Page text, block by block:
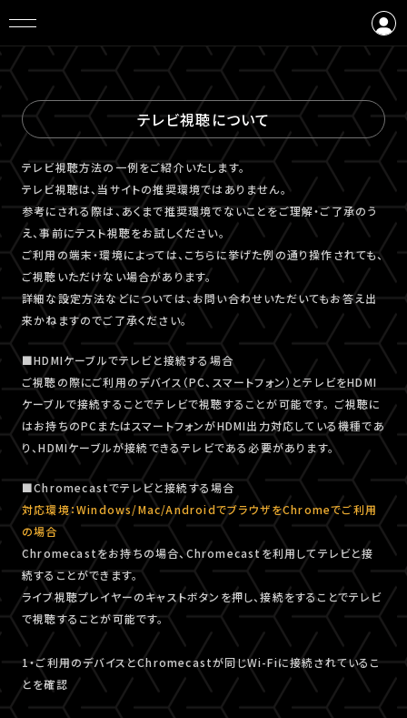
会員登録
テレビ視聴について
テレビ視聴⽅法の⼀例をご紹介いたします。
テレビ視聴は、当サイトの推奨環境ではありません。
参考にされる際は、あくまで推奨環境でないことをご理解・ご了承のう
え、事前にテスト視聴をお試しください。
ご利⽤の端末・環境によっては、こちらに挙げた例の通り操作されても、
ご視聴いただけない場合があります。
詳細な設定⽅法などについては、お問い合わせいただいてもお答え出
来かねますのでご了承ください。
■HDMIケーブルでテレビと接続する場合
ご視聴の際にご利用のデバイス（PC、スマートフォン）とテレビをHDMI
ケーブルで接続することでテレビで視聴することが可能です。 ご視聴に
はお持ちのPCまたはスマートフォンがHDMI出力対応している機種であ
り、HDMIケーブルが接続できるテレビである必要があります。
■Chromecastでテレビと接続する場合
対応環境：Windows/Mac/AndroidでブラウザをChromeでご利用
の場合
Chromecastをお持ちの場合、Chromecastを利用してテレビと接
続することができます。
ライブ視聴プレイヤーのキャストボタンを押し、接続をすることでテレビ
で視聴することが可能です。
1・ご利用のデバイスとChromecastが同じWi-Fiに接続されているこ
とを確認